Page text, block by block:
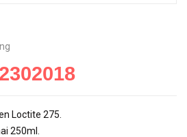
Loctite 275.
250ml.